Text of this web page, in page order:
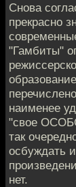
Снова
прекрасно
"Гамбиты"
наименее
"свое
так
осбуждать
нет.